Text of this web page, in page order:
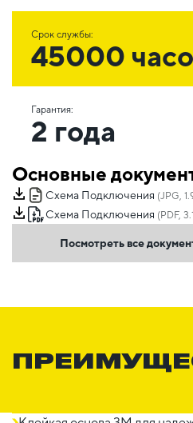
Срок службы:
45000
Гарантия:
2 года
Основные
Схема Подключения (JPG,
Схема Подключения (PDF,
Посмотреть все